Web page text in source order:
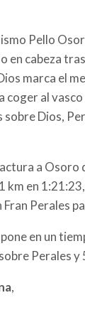
Pello
en cabeza
marca el
coger al vasco
sobre Dios,
a Osoro
km en
Perales
en un
Perales
,